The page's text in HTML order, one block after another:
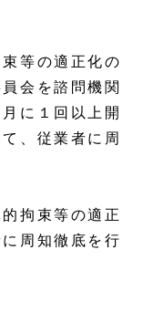
等の適正化の
会を諮問機関
に１回以上開
、従業者に周
拘束等の適正
周知徹底を行